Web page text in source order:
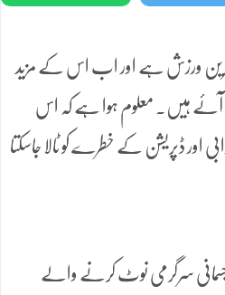
بہترین ورزش ہے اور اب اس کے مزید
آئے ہیں۔ معلوم ہوا ہے کہ اس
اور ڈپریشن کے خطرے کو ٹالا جاسکتا
6042 افراد کو جسمانی سرگرمی نوٹ کرنے والے